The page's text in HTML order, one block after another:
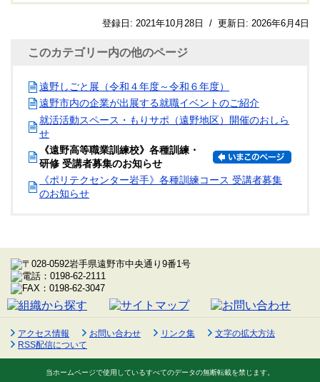
登録日: 2021年10月28日 / 更新日: 2026年6月4日
このカテゴリー内の他のページ
遠野しごと展（令和４年度～令和６年度）
遠野市内の企業が出展する就職イベントのご紹介
就活活動スペース・もりサポ（遠野地区）開催のおしら
せ
《遠野高等職業訓練校》各種訓練・
研修 受講者募集のお知らせ
《ポリテクセンター岩手》各種訓練コース 受講者募集
のお知らせ
アクセス情報 お問い合わせ リンク集
文字の拡大方法
RSS配信について
当ホームページで使用しているすべてのデータの無断転載を禁じます。